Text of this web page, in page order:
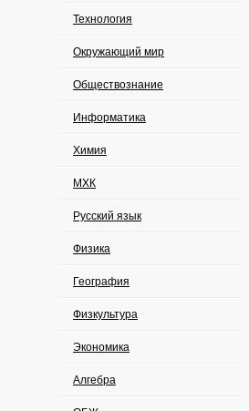
Технология
Окружающий мир
Обществознание
Информатика
Химия
МХК
Русский язык
Физика
География
Физкультура
Экономика
Алгебра